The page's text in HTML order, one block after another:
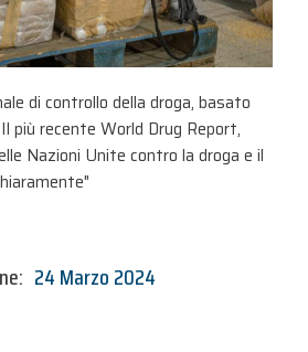
di controllo della droga, basato
più recente World Drug Report,
Nazioni Unite contro la droga e il
24 Marzo 2024